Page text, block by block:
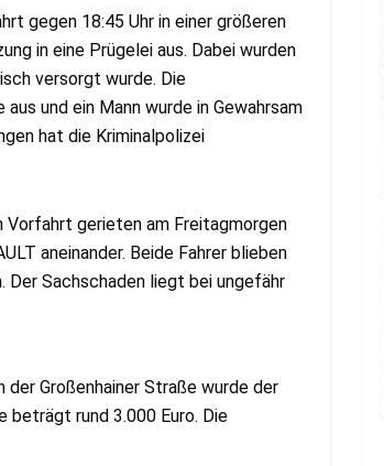
gegen 18:45 Uhr in einer größeren
in eine Prügelei aus. Dabei wurden
versorgt wurde. Die
und ein Mann wurde in Gewahrsam
hat die Kriminalpolizei
Vorfahrt gerieten am Freitagmorgen
aneinander. Beide Fahrer blieben
Sachschaden liegt bei ungefähr
der Großenhainer Straße wurde der
beträgt rund 3.000 Euro. Die